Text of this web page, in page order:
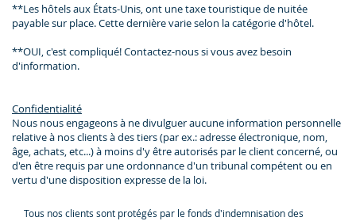
**Les hôtels aux États-Unis, ont une taxe touristique de nuitée
payable sur place. Cette dernière varie selon la catégorie d'hôtel.
**OUI, c'est compliqué! Contactez-nous si vous avez besoin
d'information.
Confidentialité
Nous nous engageons à ne divulguer aucune information personnelle
relative à nos clients à des tiers (par ex.: adresse électronique, nom,
âge, achats, etc...) à moins d'y être autorisés par le client concerné, ou
d'en être requis par une ordonnance d'un tribunal compétent ou en
vertu d'une disposition expresse de la loi.
Tous nos clients sont protégés par le fonds d'indemnisation des